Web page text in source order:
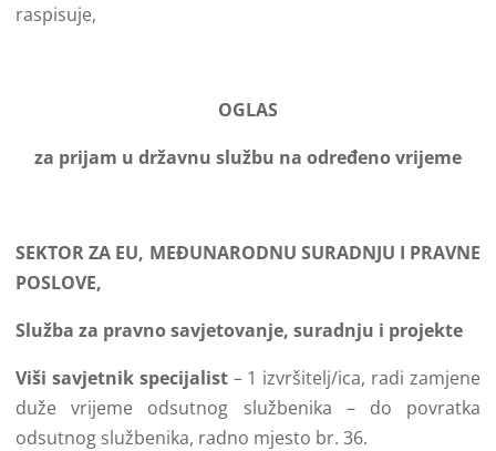
raspisuje,
OGLAS
za prijam u državnu službu na određeno vrijeme
SEKTOR ZA EU, MEĐUNARODNU SURADNJU I PRAVNE
POSLOVE,
Služba za pravno savjetovanje, suradnju i projekte
Viši savjetnik specijalist – 1 izvršitelj/ica, radi zamjene
duže vrijeme odsutnog službenika – do povratka
odsutnog službenika, radno mjesto br. 36.